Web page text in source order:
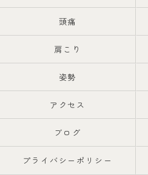
頭痛
肩こり
姿勢
アクセス
ブログ
プライバシーポリシー